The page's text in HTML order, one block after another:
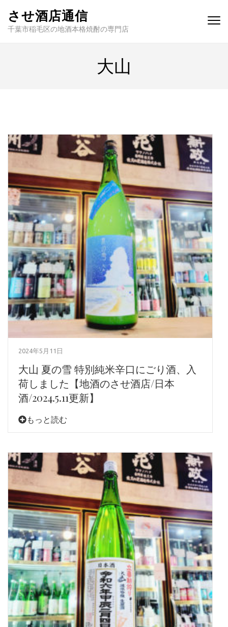
させ酒店通信
千葉市稲毛区の地酒本格焼酎の専門店
大山
2024年5月11日
大山 夏の雪 特別純米辛口にごり酒、入
荷しました【地酒のさせ酒店/日本
酒/2024.5.11更新】
もっと読む